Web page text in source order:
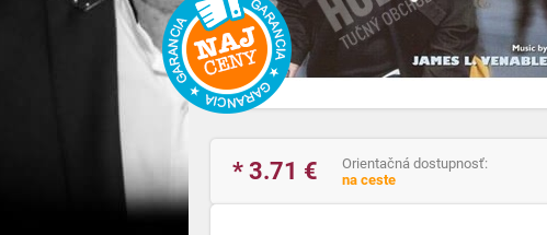
* 3.71 €
Orientačná dostupnosť:
na ceste